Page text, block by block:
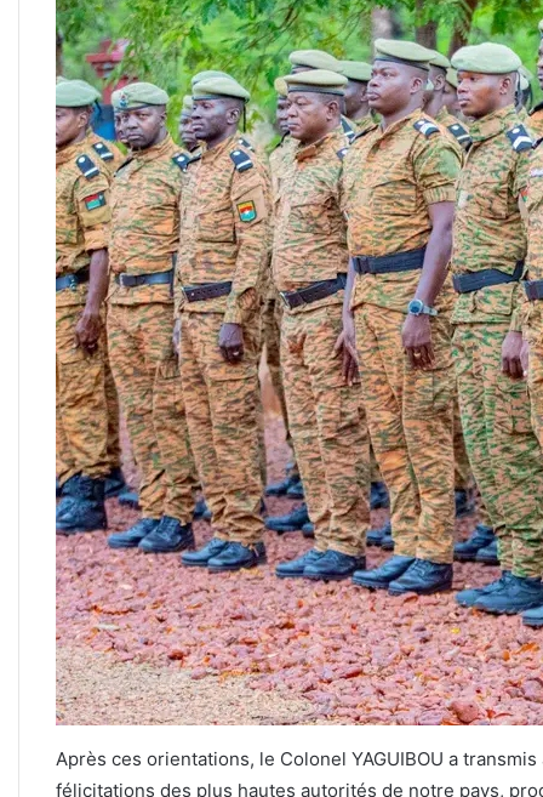
Après ces orientations, le Colonel YAGUIBOU a
félicitations des plus hautes autorités de notre pays,